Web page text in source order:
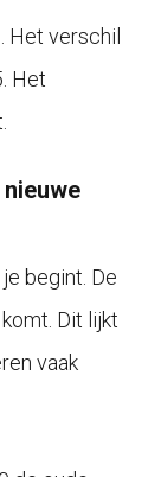
Het verschil
Het
begint. De
Dit lijkt
vaak